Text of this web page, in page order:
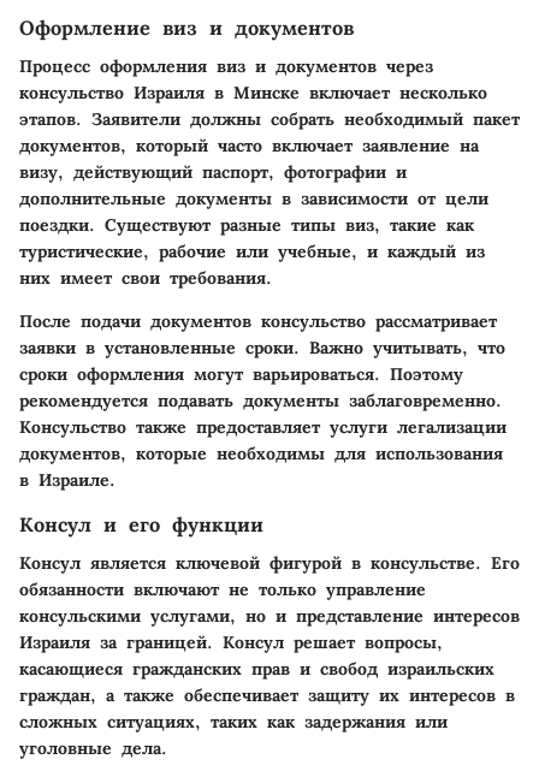
Оформление виз и документов
Процесс оформления виз и документов через
консульство Израиля в Минске включает несколько
этапов. Заявители должны собрать необходимый пакет
документов, который часто включает заявление на
визу, действующий паспорт, фотографии и
дополнительные документы в зависимости от цели
поездки. Существуют разные типы виз, такие как
туристические, рабочие или учебные, и каждый из
них имеет свои требования.
После подачи документов консульство рассматривает
заявки в установленные сроки. Важно учитывать, что
сроки оформления могут варьироваться. Поэтому
рекомендуется подавать документы заблаговременно.
Консульство также предоставляет услуги легализации
документов, которые необходимы для использования
в Израиле.
Консул и его функции
Консул является ключевой фигурой в консульстве. Его
обязанности включают не только управление
консульскими услугами, но и представление интересов
Израиля за границей. Консул решает вопросы,
касающиеся гражданских прав и свобод израильских
граждан, а также обеспечивает защиту их интересов в
сложных ситуациях, таких как задержания или
уголовные дела.